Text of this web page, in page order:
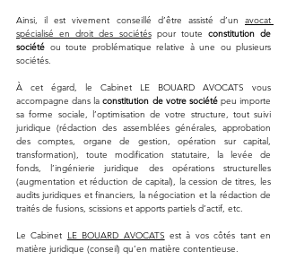
Ainsi, il est vivement conseillé d’être assisté d’un avocat
spécialisé en droit des sociétés pour toute constitution de
société ou toute problématique relative à une ou plusieurs
sociétés.
À cet égard, le Cabinet LE BOUARD AVOCATS vous
accompagne dans la constitution de votre société peu importe
sa forme sociale, l’optimisation de votre structure, tout suivi
juridique (rédaction des assemblées générales, approbation
des comptes, organe de gestion, opération sur capital,
transformation), toute modification statutaire, la levée de
fonds, l’ingénierie juridique des opérations structurelles
(augmentation et réduction de capital), la cession de titres, les
audits juridiques et financiers, la négociation et la rédaction de
traités de fusions, scissions et apports partiels d’actif, etc.
Le Cabinet LE BOUARD AVOCATS est à vos côtés tant en
matière juridique (conseil) qu’en matière contentieuse.